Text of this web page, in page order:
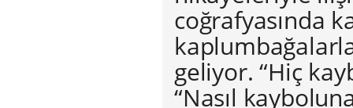
coğrafyasında
geliyor. “Hiç
“Nasıl